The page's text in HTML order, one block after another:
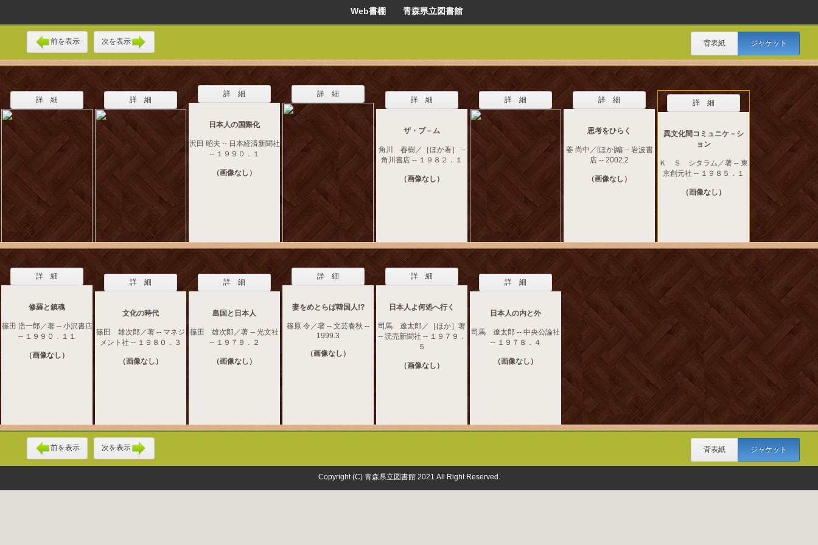
Web書棚 青森県立図書館
前を表示 次を表示 背表紙 ジャケット
詳 細 詳 細
詳 細
日本人の国際化
沢田 昭夫 -- 日本経済新聞社
-- １９９０．１
（画像なし）
詳 細
詳 細
ザ・ブ－ム
角川 春樹／［ほか著］ --
角川書店 -- １９８２．１
（画像なし）
詳 細 詳 細
思考をひらく
姜 尚中／[ほか]編 -- 岩波書
店 -- 2002.2
（画像なし）
詳 細
異文化間コミュニケ－シ
ョン
Ｋ Ｓ シタラム／著 -- 東
京創元社 -- １９８５．１
（画像なし）
詳 細
修羅と鎮魂
篠田 浩一郎／著 -- 小沢書店
-- １９９０．１１
（画像なし）
詳 細
文化の時代
篠田 雄次郎／著 -- マネジ
メント社 -- １９８０．３
（画像なし）
詳 細
島国と日本人
篠田 雄次郎／著 -- 光文社
-- １９７９．２
（画像なし）
詳 細
妻をめとらば韓国人!?
篠原 令／著 -- 文芸春秋 --
1999.3
（画像なし）
詳 細
日本人よ何処へ行く
司馬 遼太郎／［ほか］著
-- 読売新聞社 -- １９７９．
５
（画像なし）
詳 細
日本人の内と外
司馬 遼太郎 -- 中央公論社
-- １９７８．４
（画像なし）
前を表示 次を表示 背表紙 ジャケット
Copyright (C) 青森県立図書館 2021 All Right Reserved.